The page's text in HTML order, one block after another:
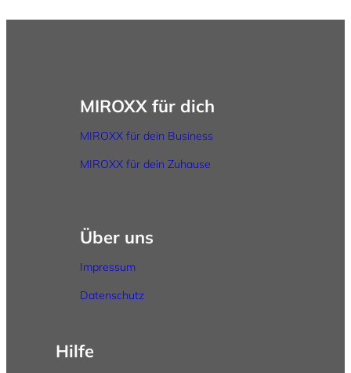
MIROXX für dich
MIROXX für dein Business
MIROXX für dein Zuhause
Über uns
Impressum
Datenschutz
Hilfe